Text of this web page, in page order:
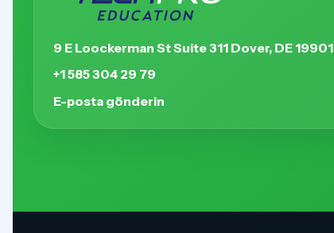
9 E Loockerman St Suite 311 Dover, DE 19901
+1 585 304 29 79
E-posta gönderin